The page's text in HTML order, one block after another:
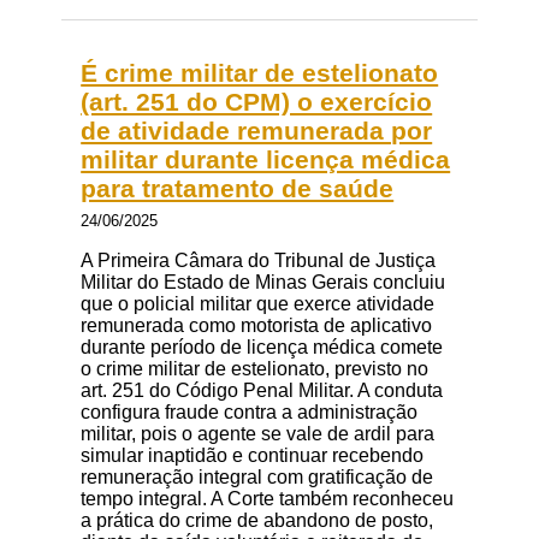
É crime militar de estelionato
(art. 251 do CPM) o exercício
de atividade remunerada por
militar durante licença médica
para tratamento de saúde
24/06/2025
A Primeira Câmara do Tribunal de Justiça
Militar do Estado de Minas Gerais concluiu
que o policial militar que exerce atividade
remunerada como motorista de aplicativo
durante período de licença médica comete
o crime militar de estelionato, previsto no
art. 251 do Código Penal Militar. A conduta
configura fraude contra a administração
militar, pois o agente se vale de ardil para
simular inaptidão e continuar recebendo
remuneração integral com gratificação de
tempo integral. A Corte também reconheceu
a prática do crime de abandono de posto,